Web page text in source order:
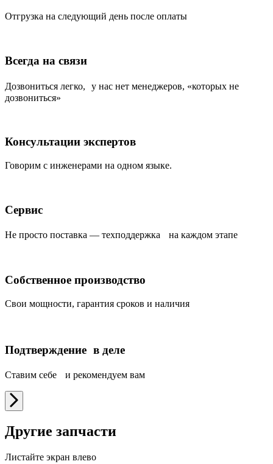
Отгрузка на следующий день после оплаты
Всегда на связи
Дозвониться легко, у нас нет менеджеров, «которых не
дозвониться»
Консультации экспертов
Говорим с инженерами на одном языке.
Сервис
Не просто поставка — техподдержка на каждом этапе
Собственное производство
Свои мощности, гарантия сроков и наличия
Подтверждение в деле
Ставим себе и рекомендуем вам
Другие запчасти
Листайте экран влево